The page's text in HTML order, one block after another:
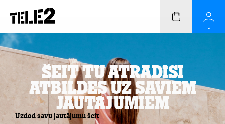
Šeit Tu atradīsi
atbildes uz saviem
jautājumiem
Uzdod savu jautājumu šeit